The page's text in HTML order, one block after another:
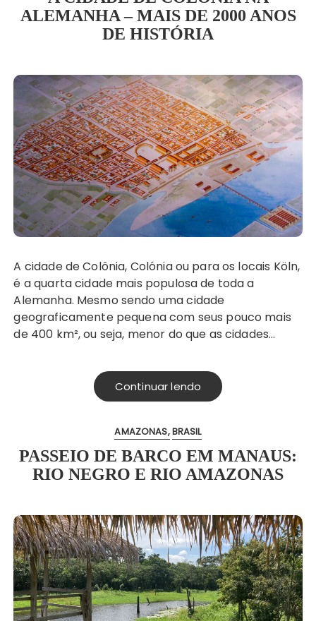
ALEMANHA – MAIS DE 2000 ANOS
DE HISTÓRIA
A cidade de Colônia, Colónia ou para os locais Köln,
é a quarta cidade mais populosa de toda a
Alemanha. Mesmo sendo uma cidade
geograficamente pequena com seus pouco mais
de 400 km², ou seja, menor do que as cidades…
Continuar lendo
AMAZONAS BRASIL
PASSEIO DE BARCO EM MANAUS:
RIO NEGRO E RIO AMAZONAS